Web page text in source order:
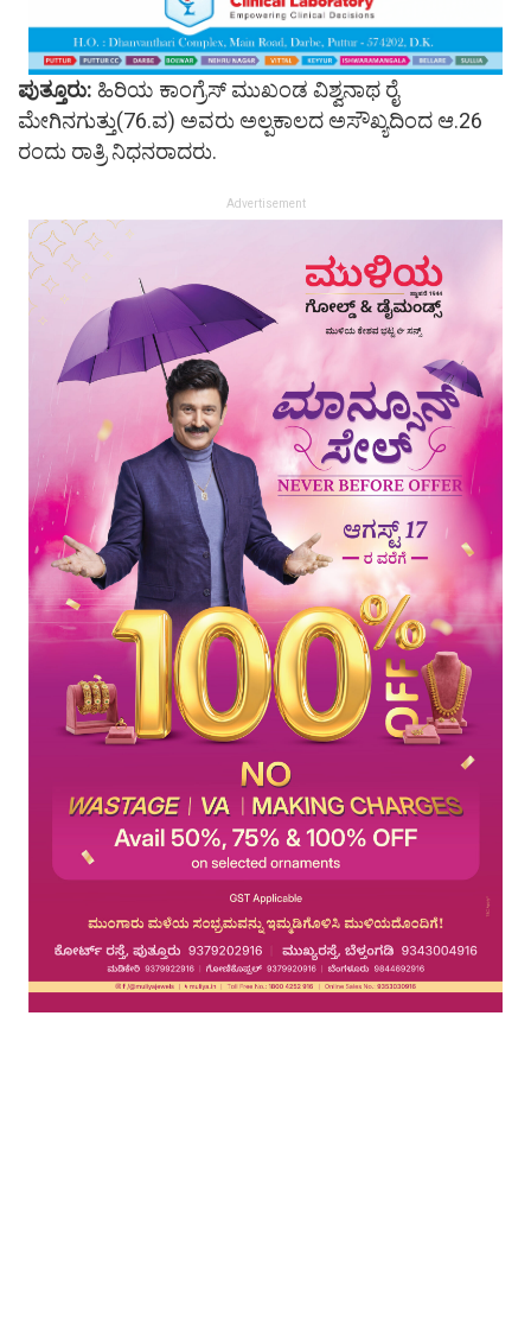
ಪುತ್ತೂರು: ಹಿರಿಯ ಕಾಂಗ್ರೆಸ್ ಮುಖಂಡ ವಿಶ್ವನಾಥ ರೈ
ಮೇಗಿನಗುತ್ತು(76.ವ) ಅವರು ಅಲ್ಪಕಾಲದ ಅಸೌಖ್ಯದಿಂದ ಆ.26
ರಂದು ರಾತ್ರಿ ನಿಧನರಾದರು.
Advertisement